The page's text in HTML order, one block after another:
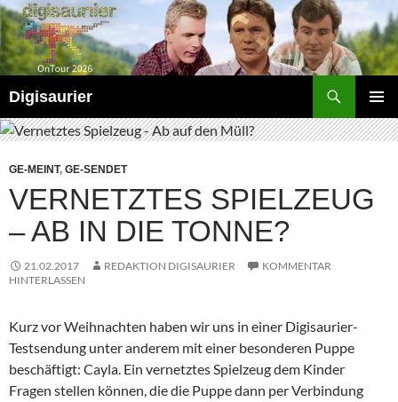
Zum
Inhalt
springen
Digisaurier
MENÜ
GE-MEINT, GE-SENDET
VERNETZTES SPIELZEUG
– AB IN DIE TONNE?
21.02.2017 REDAKTION DIGISAURIER
KOMMENTAR
HINTERLASSEN
Kurz vor Weihnachten haben wir uns in einer Digisaurier-
Testsendung unter anderem mit einer besonderen Puppe
beschäftigt: Cayla. Ein vernetztes Spielzeug dem Kinder
Fragen stellen können, die die Puppe dann per Verbindung